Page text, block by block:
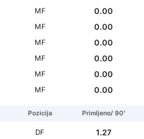
MF
0.00
MF
0.00
MF
0.00
MF
0.00
MF
0.00
MF 0.00
Pozicija Primljeno/ 90'
DF
1.27